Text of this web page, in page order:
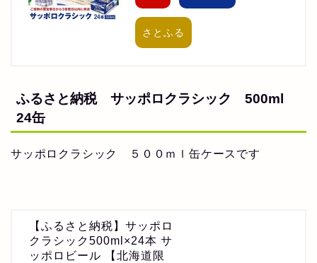
さとふる
ふるさと納税 サッポロクラシック 500ml
24缶
サッポロクラシック ５００ｍｌ缶ケースです
【ふるさと納税】サッポロ
クラシック500ml×24本 サ
ッポロビール 【北海道限